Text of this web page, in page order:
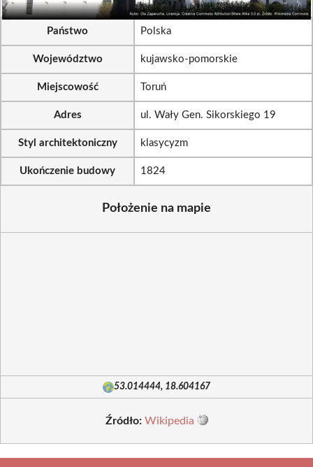
Państwo Polska
Województwo kujawsko-pomorskie
Miejscowość Toruń
Adres ul. Wały Gen. Sikorskiego 19
Styl architektoniczny klasycyzm
Ukończenie budowy 1824
Położenie na mapie
53.014444, 18.604167
Źródło: Wikipedia